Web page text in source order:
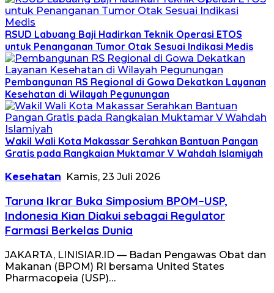
RSUD Labuang Baji Hadirkan Teknik Operasi ETOS
untuk Penanganan Tumor Otak Sesuai Indikasi Medis
Pembangunan RS Regional di Gowa Dekatkan Layanan
Kesehatan di Wilayah Pegunungan
Wakil Wali Kota Makassar Serahkan Bantuan Pangan
Gratis pada Rangkaian Muktamar V Wahdah Islamiyah
Kesehatan Kamis, 23 Juli 2026
Taruna Ikrar Buka Simposium BPOM–USP,
Indonesia Kian Diakui sebagai Regulator
Farmasi Berkelas Dunia
JAKARTA, LINISIAR.ID — Badan Pengawas Obat dan
Makanan (BPOM) RI bersama United States
Pharmacopeia (USP)…